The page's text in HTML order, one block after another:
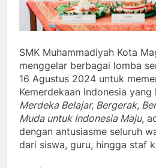
SMK Muhammadiyah Kota
menggelar berbagai lomba
16 Agustus 2024 untuk
Kemerdekaan Indonesia
Merdeka Belajar, Bergerak,
Muda untuk Indonesia Maju,
dengan antusiasme seluruh
dari siswa, guru, hingga staf